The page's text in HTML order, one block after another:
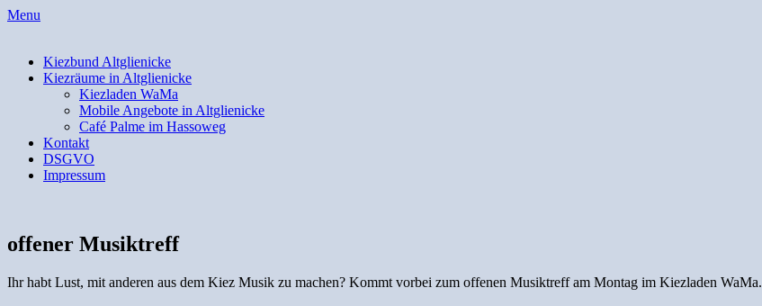
Skip
Menu
Kiezbund Altglienicke
Kiezräume in Altglienicke
Kiezladen WaMa
Mobile Angebote in Altglienicke
Café Palme im Hassoweg
Kontakt
DSGVO
Impressum
offener Musiktreff
Ihr habt Lust, mit anderen aus dem Kiez Musik zu machen? Kommt vorbei zum offenen Musiktreff am Montag im Kiezladen WaMa.